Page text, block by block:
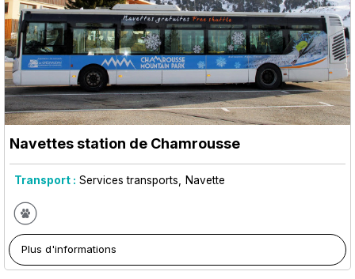
Navettes station de Chamrousse
Transport : Services transports Navette
Plus d'informations